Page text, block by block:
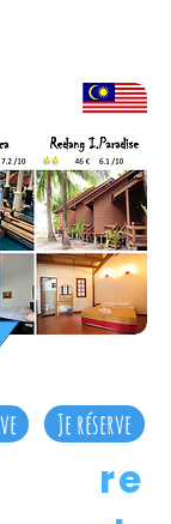
Je réserve
re